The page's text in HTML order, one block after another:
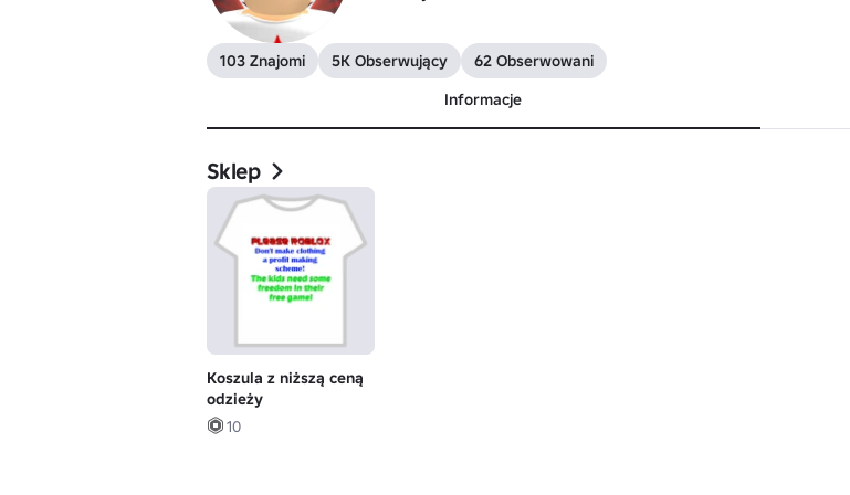
103 Znajomi 5K Obserwujący
62 Obserwowani
Informacje
Sklep
Koszula z niższą ceną
odzieży
10